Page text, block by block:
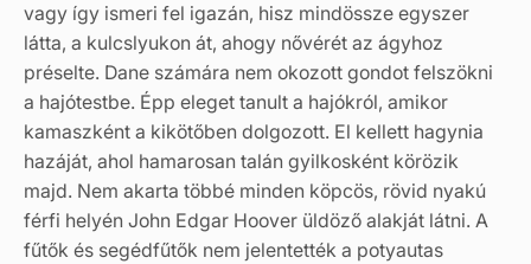
vagy így ismeri fel igazán, hisz mindössze egyszer
látta, a kulcslyukon át, ahogy nővérét az ágyhoz
préselte. Dane számára nem okozott gondot felszökni
a hajótestbe. Épp eleget tanult a hajókról, amikor
kamaszként a kikötőben dolgozott. El kellett hagynia
hazáját, ahol hamarosan talán gyilkosként körözik
majd. Nem akarta többé minden köpcös, rövid nyakú
férfi helyén John Edgar Hoover üldöző alakját látni. A
fűtők és segédfűtők nem jelentették a potyautas